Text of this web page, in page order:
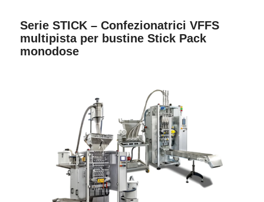
Serie STICK – Confezionatrici VFFS
multipista per bustine Stick Pack
monodose